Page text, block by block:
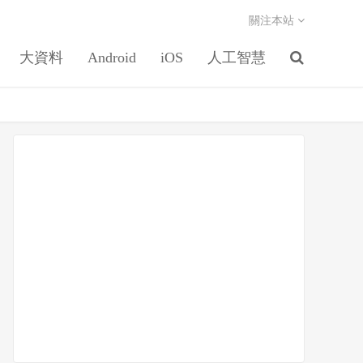
大資料 Android iOS 人工智慧
關注本站